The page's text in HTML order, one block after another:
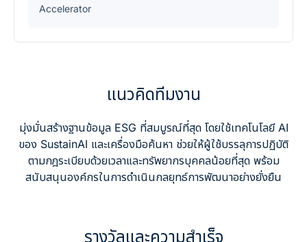
Accelerator
แนวคิดทีมงาน
มุ่งมั่นสร้างฐานข้อมูล ESG ที่สมบูรณ์ที่สุด โดยใช้เทคโนโลยี AI
ของ SustainAI และเครื่องมือค้นหา ช่วยให้ผู้ใช้บรรลุการปฏิบัติ
ตามกฎระเบียบด้วยเวลาและทรัพยากรบุคคลน้อยที่สุด พร้อม
สนับสนุนองค์กรในการดำเนินกลยุทธ์การพัฒนาอย่างยั่งยืน
รางวัลและความสำเร็จ